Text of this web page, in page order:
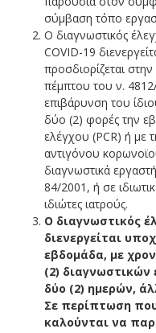
σύμβαση τόπο
Ο διαγνωστικός
COVID-19
προσδιορίζεται
πέμπτου του ν.
επιβάρυνση του
δύο (2) φορές την
ελέγχου (PCR) ή με
αντιγόνου
διαγνωστικά
84/2001, ή σε
ιδιώτες ιατρούς.
Ο διαγνωστικός
διενεργείται
εβδομάδα, με
(2) διαγνωστικών
δύο (2) ημερών,
Σε περίπτωση
καλούνται να